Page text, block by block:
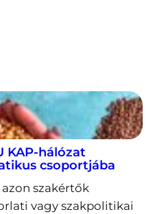
KAP-hálózat
csoportjába
szakértők
vagy szakpolitikai